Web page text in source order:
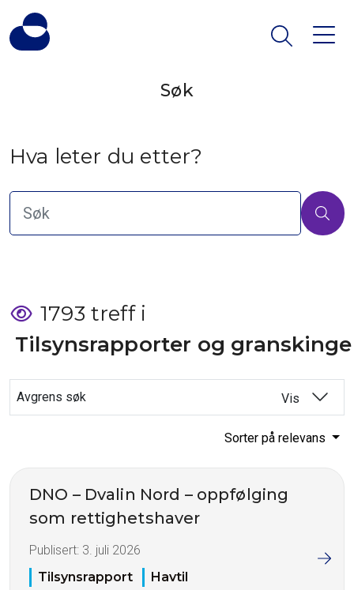
Søk
Hva leter du etter?
1793 treff i
Tilsynsrapporter og
Avgrens søk Vis
Sorter på relevans
DNO – Dvalin Nord – oppfølging
som rettighetshaver
Publisert: 3. juli 2026
Tilsynsrapport
Havtil